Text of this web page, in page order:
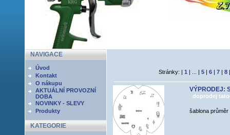
NAVIGACE
Úvod
Kontakt
O nákupu
AKTUÁLNÍ PROVOZNÍ
DOBA
NOVINKY - SLEVY
Produkty
KATEGORIE
Stránky: | 1 | ... | 5| 6| 7| 8
VÝPRODEJ:
doprodej
šablona průměr